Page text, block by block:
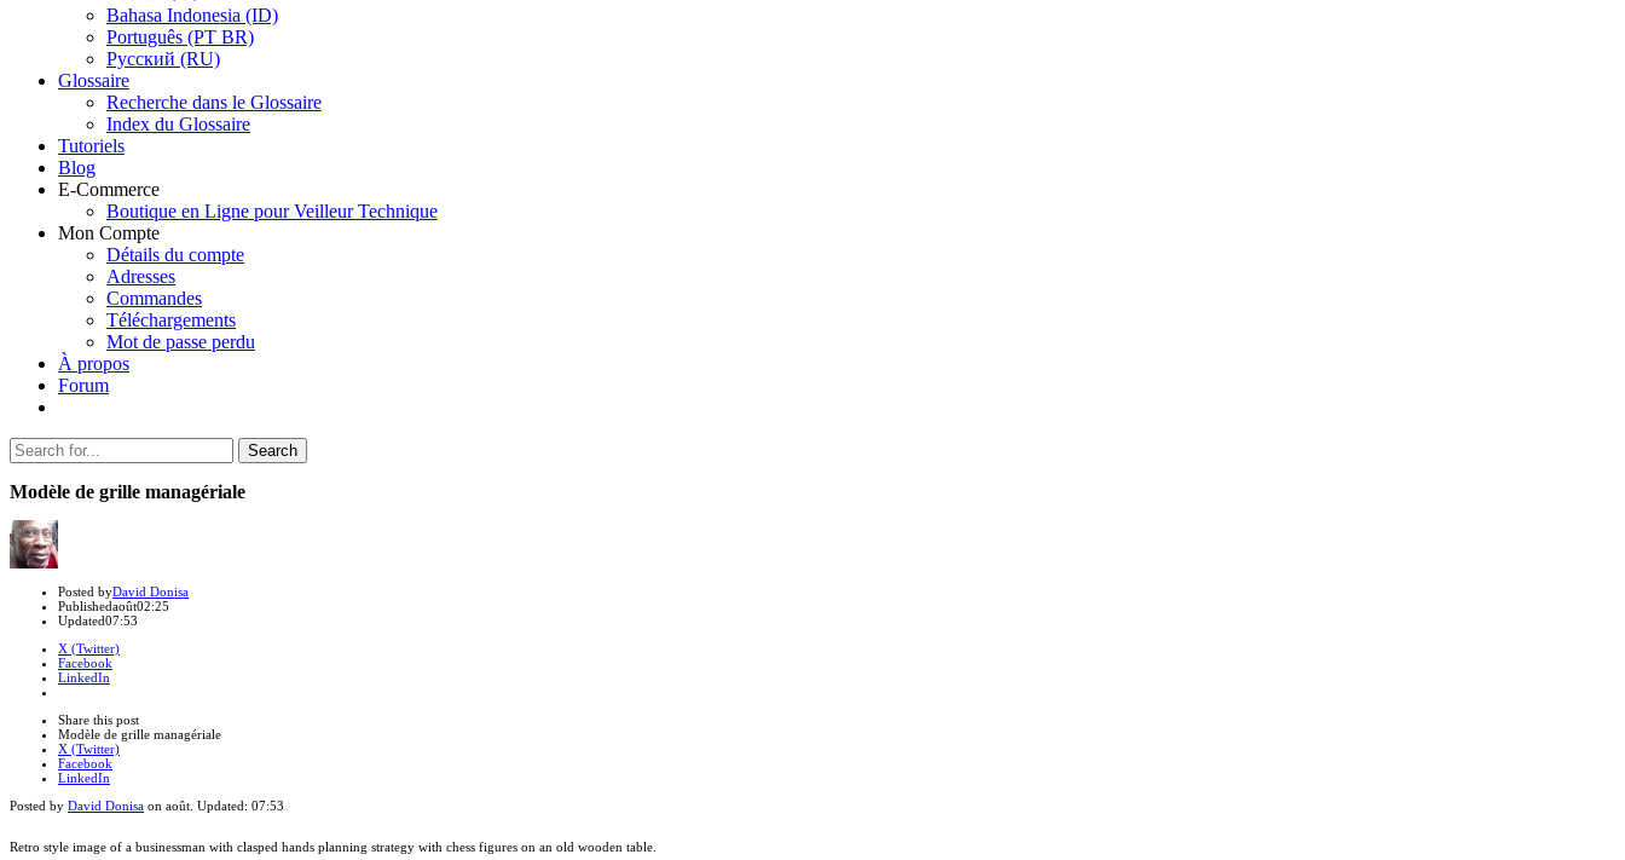
Bahasa Indonesia (ID)
Português (PT BR)
Pусский (RU)
Glossaire
Recherche dans le Glossaire
Index du Glossaire
Tutoriels
Blog
E-Commerce
Boutique en Ligne pour Veilleur Technique
Mon Compte
Détails du compte
Adresses
Commandes
Téléchargements
Mot de passe perdu
À propos
Forum
Search
Search
for:
Modèle de grille managériale
Author
Posted byDavid Donisa
Publishedaoût02:25
Updated07:53
X (Twitter)
Facebook
LinkedIn
post
Share this postClose
sharing
Modèle de grille managériale
X (Twitter)
Facebook
LinkedIn
Posted by David Donisa on août . Updated: 07:53
Retro style image of a businessman with clasped hands planning strategy with chess figures on an old wooden table.